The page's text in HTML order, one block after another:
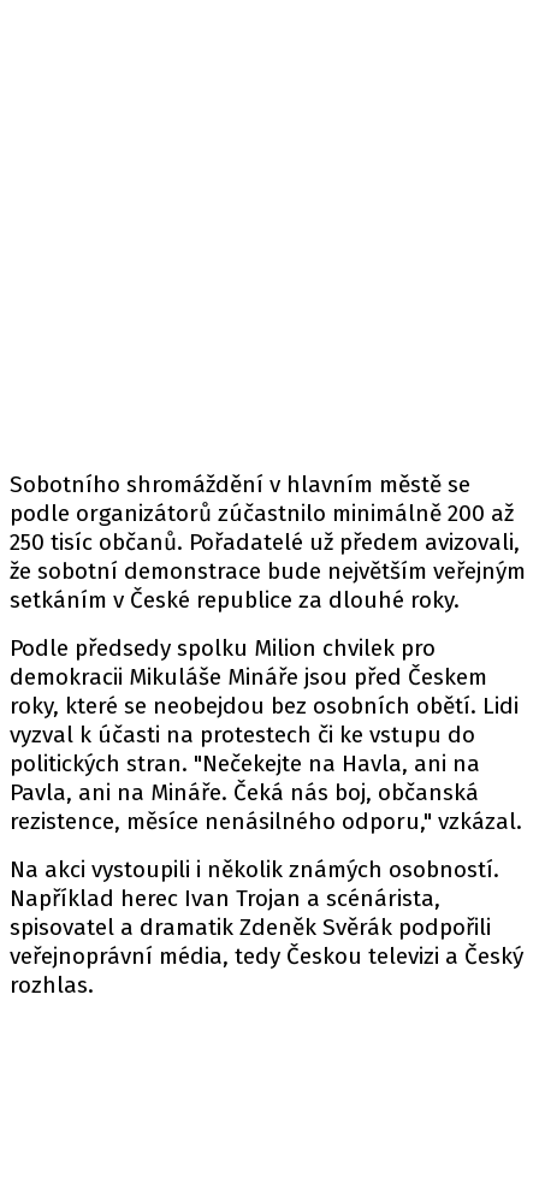
Sobotního shromáždění v hlavním městě se
podle organizátorů zúčastnilo minimálně 200 až
250 tisíc občanů. Pořadatelé už předem avizovali,
že sobotní demonstrace bude největším veřejným
setkáním v České republice za dlouhé roky.
Podle předsedy spolku Milion chvilek pro
demokracii Mikuláše Mináře jsou před Českem
roky, které se neobejdou bez osobních obětí. Lidi
vyzval k účasti na protestech či ke vstupu do
politických stran. "Nečekejte na Havla, ani na
Pavla, ani na Mináře. Čeká nás boj, občanská
rezistence, měsíce nenásilného odporu," vzkázal.
Na akci vystoupili i několik známých osobností.
Například herec Ivan Trojan a scénárista,
spisovatel a dramatik Zdeněk Svěrák podpořili
veřejnoprávní média, tedy Českou televizi a Český
rozhlas.